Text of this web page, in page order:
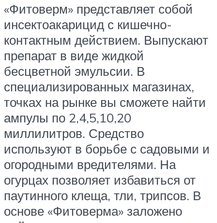
«Фитоверм» представляет собой
инсектоакарицид с кишечно-
контактным действием. Выпускают
препарат в виде жидкой
бесцветной эмульсии. В
специализированных магазинах,
точках на рынке вы сможете найти
ампулы по 2,4,5,10,20
миллилитров. Средство
используют в борьбе с садовыми и
огородными вредителями. На
огурцах позволяет избавиться от
паутинного клеща, тли, трипсов. В
основе «Фитоверма» заложено